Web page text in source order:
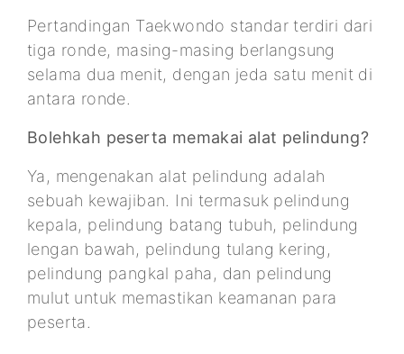
Pertandingan Taekwondo standar terdiri dari
tiga ronde, masing-masing berlangsung
selama dua menit, dengan jeda satu menit di
antara ronde.
Bolehkah peserta memakai alat pelindung?
Ya, mengenakan alat pelindung adalah
sebuah kewajiban. Ini termasuk pelindung
kepala, pelindung batang tubuh, pelindung
lengan bawah, pelindung tulang kering,
pelindung pangkal paha, dan pelindung
mulut untuk memastikan keamanan para
peserta.